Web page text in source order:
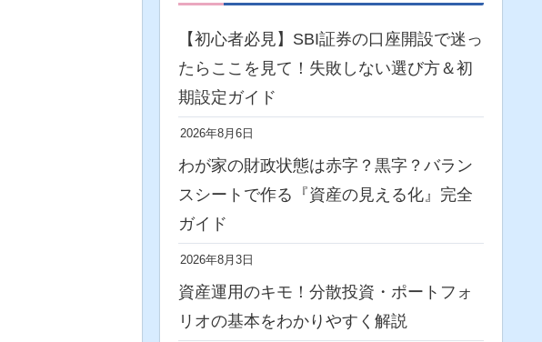
【初心者必見】SBI証券の口座開設で迷っ
たらここを見て！失敗しない選び方＆初
期設定ガイド
2026年8月6日
わが家の財政状態は赤字？黒字？バラン
スシートで作る『資産の見える化』完全
ガイド
2026年8月3日
資産運用のキモ！分散投資・ポートフォ
リオの基本をわかりやすく解説